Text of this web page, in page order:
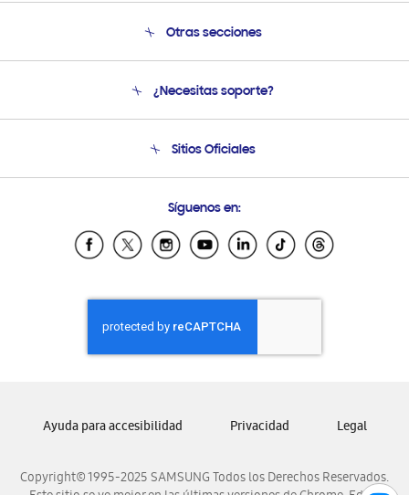
Otras secciones
Soporte
Condiciones de Compra
¿Necesitas soporte?
Soporte vía eMail
Sitios Oficiales
Samsung Ecuador
Samsung El Salvador
Samsung Honduras
Samsung Nicaragua
Samsung Panamá
Samsung Venezuela
Síguenos en:
Copyright© 1995-2025 SAMSUNG Todos los Derechos Reservados.
Ayuda para accesibilidad Privacidad Legal